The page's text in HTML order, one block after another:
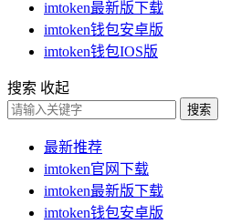
imtoken最新版下载
imtoken钱包安卓版
imtoken钱包IOS版
搜索 收起
搜索
最新推荐
imtoken官网下载
imtoken最新版下载
imtoken钱包安卓版